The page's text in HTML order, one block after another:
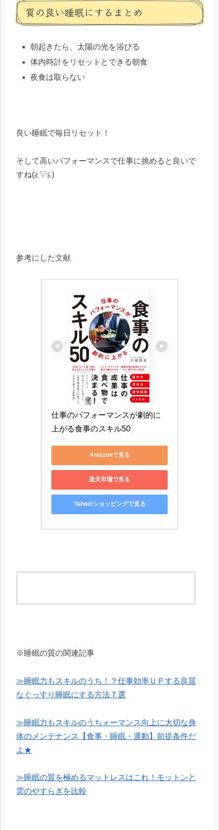
質の良い睡眠にするまとめ
朝起きたら、太陽の光を浴びる
体内時計をリセットとできる朝食
夜食は取らない
良い睡眠で毎日リセット！
そして高いパフォーマンスで仕事に挑めると良いで
すね(≧▽≦)
参考にした文献
仕事のパフォーマンスが劇的に
上がる食事のスキル50
Amazonで見る
楽天市場で見る
Yahoo!ショッピングで見る
※睡眠の質の関連記事
≫睡眠力もスキルのうち！？仕事効率ＵＰする良質
なぐっすり睡眠にする方法７選
≫睡眠力もスキルのうち ォーマンス向上に大切な身
体のメンテナンス【食事・睡眠・運動】前提条件だ
よ★
≫睡眠の質を極めるマットレスはこれ！モットンと
雲のやすらぎを比較